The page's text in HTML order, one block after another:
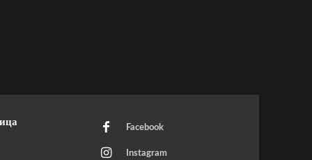
Facebook
Instagram